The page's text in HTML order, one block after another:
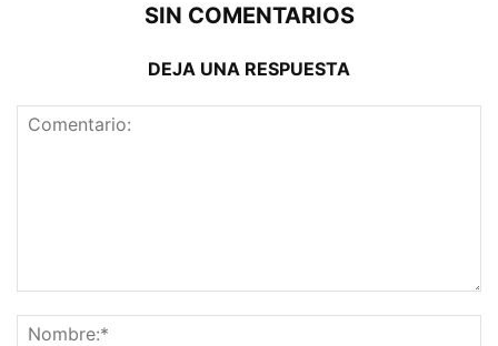
SIN COMENTARIOS
DEJA UNA RESPUESTA